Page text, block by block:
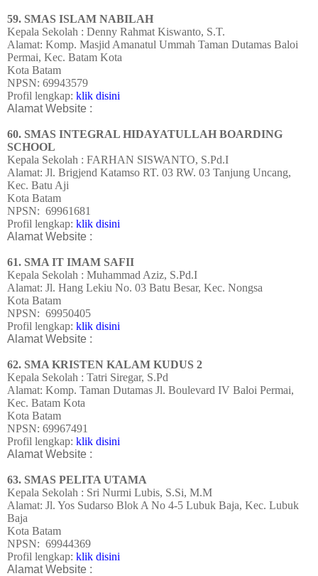
59. SMAS ISLAM NABILAH
Kepala Sekolah : Denny Rahmat Kiswanto, S.T.
Alamat: Komp. Masjid Amanatul Ummah Taman Dutamas Baloi
Permai, Kec. Batam Kota
Kota Batam
NPSN: 69943579
Profil lengkap: klik disini
Alamat Website :
60. SMAS INTEGRAL HIDAYATULLAH BOARDING
SCHOOL
Kepala Sekolah : FARHAN SISWANTO, S.Pd.I
Alamat: Jl. Brigjend Katamso RT. 03 RW. 03 Tanjung Uncang,
Kec. Batu Aji
Kota Batam
NPSN: 69961681
Profil lengkap: klik disini
Alamat Website :
61. SMA IT IMAM SAFII
Kepala Sekolah : Muhammad Aziz, S.Pd.I
Alamat: Jl. Hang Lekiu No. 03 Batu Besar, Kec. Nongsa
Kota Batam
NPSN: 69950405
Profil lengkap: klik disini
Alamat Website :
62. SMA KRISTEN KALAM KUDUS 2
Kepala Sekolah : Tatri Siregar, S.Pd
Alamat: Komp. Taman Dutamas Jl. Boulevard IV Baloi Permai,
Kec. Batam Kota
Kota Batam
NPSN: 69967491
Profil lengkap: klik disini
Alamat Website :
63. SMAS PELITA UTAMA
Kepala Sekolah : Sri Nurmi Lubis, S.Si, M.M
Alamat: Jl. Yos Sudarso Blok A No 4-5 Lubuk Baja, Kec. Lubuk
Baja
Kota Batam
NPSN: 69944369
Profil lengkap: klik disini
Alamat Website :